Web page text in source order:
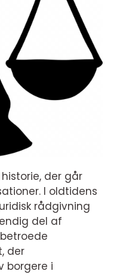
der går
I oldtidens
rådgivning
del af
der
borgere i